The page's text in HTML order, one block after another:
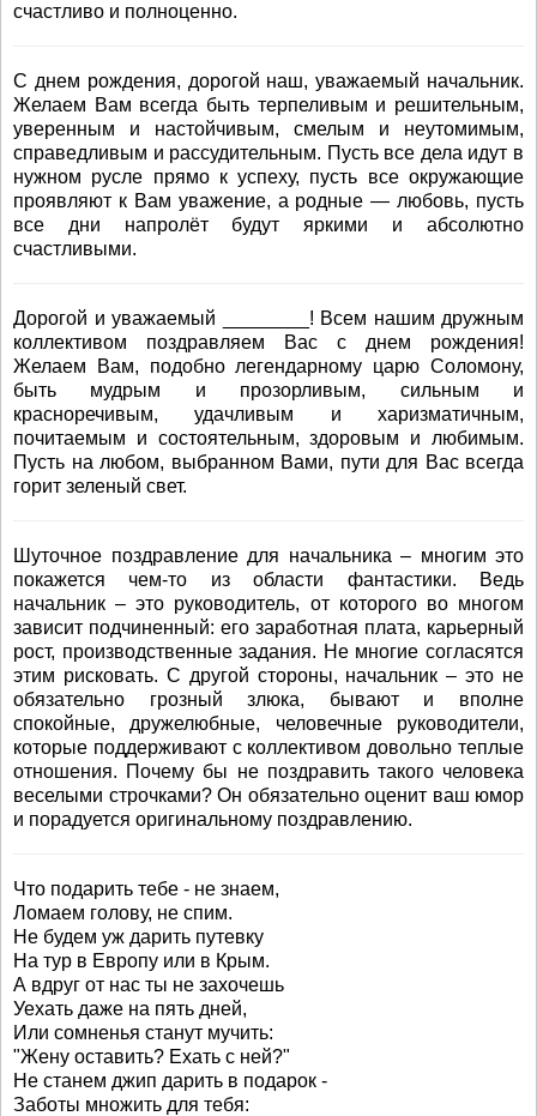
счастливо и полноценно.
С днем рождения, дорогой наш, уважаемый начальник.
Желаем Вам всегда быть терпеливым и решительным,
уверенным и настойчивым, смелым и неутомимым,
справедливым и рассудительным. Пусть все дела идут в
нужном русле прямо к успеху, пусть все окружающие
проявляют к Вам уважение, а родные — любовь, пусть
все дни напролёт будут яркими и абсолютно
счастливыми.
Дорогой и уважаемый ________! Всем нашим дружным
коллективом поздравляем Вас с днем рождения!
Желаем Вам, подобно легендарному царю Соломону,
быть мудрым и прозорливым, сильным и
красноречивым, удачливым и харизматичным,
почитаемым и состоятельным, здоровым и любимым.
Пусть на любом, выбранном Вами, пути для Вас всегда
горит зеленый свет.
Шуточное поздравление для начальника – многим это
покажется чем-то из области фантастики. Ведь
начальник – это руководитель, от которого во многом
зависит подчиненный: его заработная плата, карьерный
рост, производственные задания. Не многие согласятся
этим рисковать. С другой стороны, начальник – это не
обязательно грозный злюка, бывают и вполне
спокойные, дружелюбные, человечные руководители,
которые поддерживают с коллективом довольно теплые
отношения. Почему бы не поздравить такого человека
веселыми строчками? Он обязательно оценит ваш юмор
и порадуется оригинальному поздравлению.
Что подарить тебе - не знаем,
Ломаем голову, не спим.
Не будем уж дарить путевку
На тур в Европу или в Крым.
А вдруг от нас ты не захочешь
Уехать даже на пять дней,
Или сомненья станут мучить:
"Жену оставить? Ехать с ней?"
Не станем джип дарить в подарок -
Заботы множить для тебя: